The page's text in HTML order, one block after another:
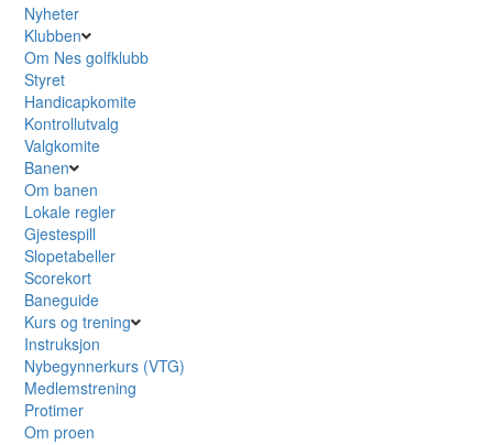
Nyheter
Klubben
Om Nes golfklubb
Styret
Handicapkomite
Kontrollutvalg
Valgkomite
Banen
Om banen
Lokale regler
Gjestespill
Slopetabeller
Scorekort
Baneguide
Kurs og trening
Instruksjon
Nybegynnerkurs (VTG)
Medlemstrening
Protimer
Om proen